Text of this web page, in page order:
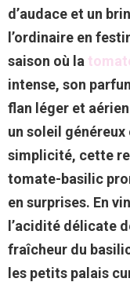
d’audace et un
l’ordinaire en
saison où la
intense, son
flan léger et
un soleil généreux
simplicité, cette
tomate-basilic
en surprises. En
l’acidité délicate
fraîcheur du
les petits palais